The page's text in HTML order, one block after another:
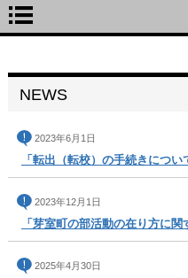
NEWS
2023年6月1日
「転出（転校）の手続きにつ
2023年12月1日
「芽室町の部活動の在り方に
2025年4月30日